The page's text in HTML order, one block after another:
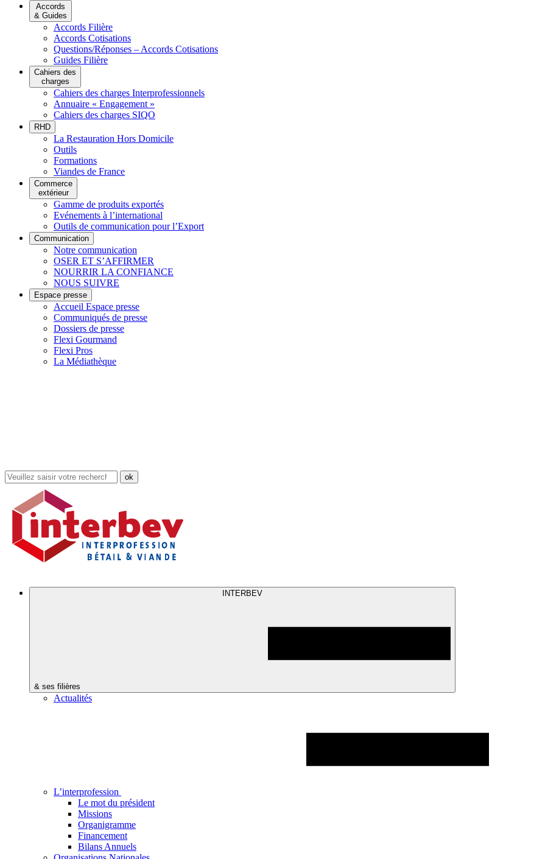
Accords
& Guides
Accords Filière
Accords Cotisations
Questions/Réponses – Accords Cotisations
Guides Filière
Cahiers des
charges
Cahiers des charges Interprofessionnels
Annuaire « Engagement »
Cahiers des charges SIQO
RHD
La Restauration Hors Domicile
Outils
Formations
Viandes de France
Commerce
extérieur
Gamme de produits exportés
Evénements à l’international
Outils de communication pour l’Export
Communication
Notre communication
OSER ET S’AFFIRMER
NOURRIR LA CONFIANCE
NOUS SUIVRE
Espace presse
Accueil Espace presse
Communiqués de presse
Dossiers de presse
Flexi Gourmand
Flexi Pros
La Médiathèque
Rechercher
dans
site
INTERBEV
& ses filières
Actualités
L’interprofession
Le mot du président
Missions
Organigramme
Financement
Bilans Annuels